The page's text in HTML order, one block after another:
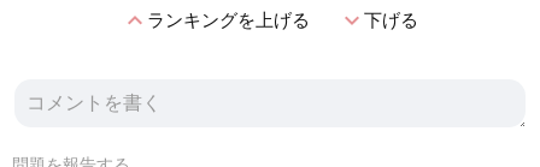
expand_lessランキングを上げる expand_more下げる